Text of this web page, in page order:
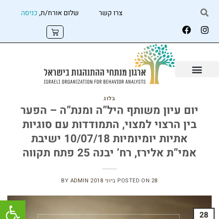
צרו קשר שלום אורח/ת,כניסה
בלוג
יום עיון משותף היל”ה ומנת”ה – הפער
בין הרצוי למצוי, התמודדות עם סוגיות
אתיות יומיומיות 10/07/18 ישיבת
אמי”ת אלירז, רח’ יבנה 25 פתח תקווה
POSTED ON 28 ביוני 2018 BY ADMIN
28